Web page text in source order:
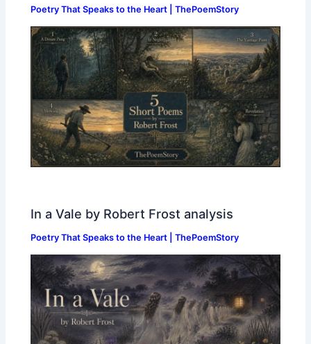
Poetry That Speaks to the Heart | ThePoemStory
In a Vale by Robert Frost analysis
Poetry That Speaks to the Heart | ThePoemStory